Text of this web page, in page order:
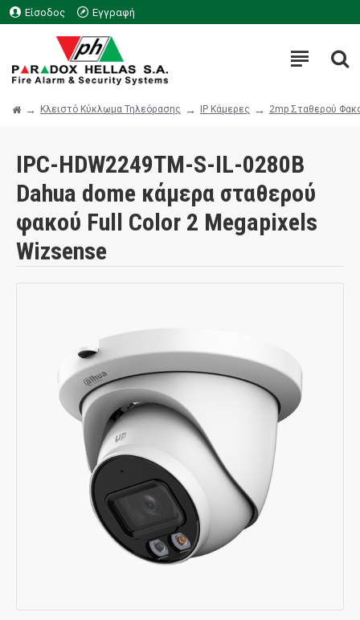
Είσοδος Εγγραφή
Κλειστό Κύκλωμα Τηλεόρασης IP Κάμερες 2mp Σταθερού
IPC-HDW2249TM-S-IL-0280B
Dahua dome κάμερα σταθερού
φακού Full Color 2 Megapixels
Wizsense